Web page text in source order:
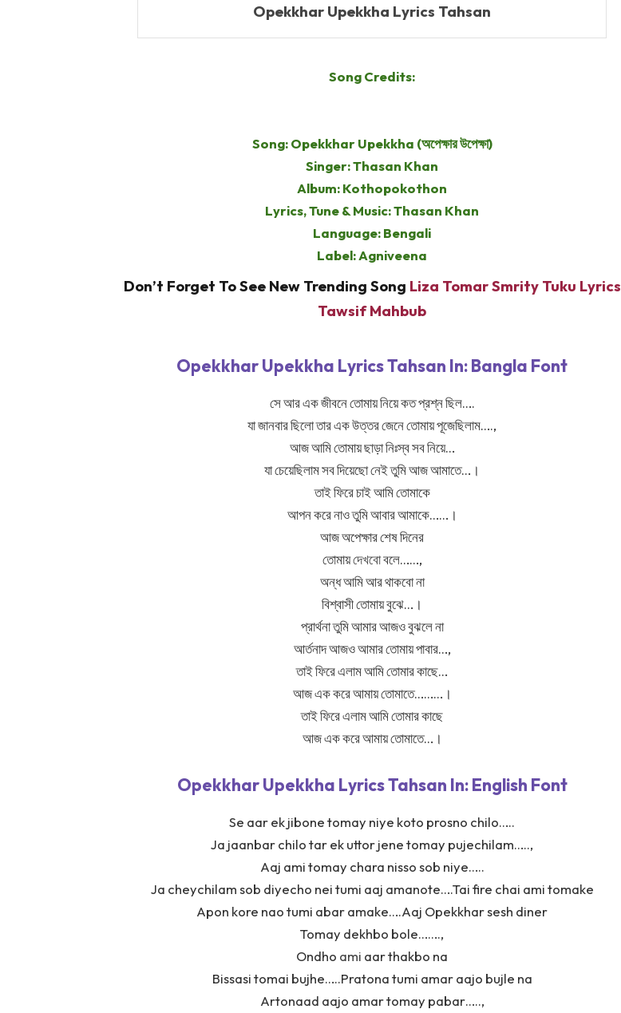
Opekkhar Upekkha Lyrics Tahsan
Song Credits:
Song: Opekkhar Upekkha (অপেক্ষার উপেক্ষা)
Singer: Thasan Khan
Album: Kothopokothon
Lyrics, Tune & Music: Thasan Khan
Language: Bengali
Label: Agniveena
Don’t Forget To See New Trending Song Liza Tomar Smrity Tuku Lyrics
Tawsif Mahbub
Opekkhar Upekkha Lyrics Tahsan In: Bangla Font
সে আর এক জীবনে তোমায় নিয়ে কত প্রশ্ন ছিল….
যা জানবার ছিলো তার এক উত্তর জেনে তোমায় পূজেছিলাম….,
আজ আমি তোমায় ছাড়া নিঃস্ব সব নিয়ে…
যা চেয়েছিলাম সব দিয়েছো নেই তুমি আজ আমাতে…।
তাই ফিরে চাই আমি তোমাকে
আপন করে নাও তুমি আবার আমাকে……।
আজ অপেক্ষার শেষ দিনের
তোমায়দেখবোবলে……,
অন্ধ আমি আর থাকবো না
বিশ্বাসী তোমায় বুঝে…।
প্রার্থনা তুমি আমার আজও বুঝলে না
আর্তনাদ আজও আমার তোমায় পাবার…,
তাই ফিরে এলাম আমি তোমার কাছে…
আজ এক করে আমায় তোমাতে………।
তাই ফিরে এলাম আমি তোমার কাছে
আজ এক করে আমায় তোমাতে…।
Opekkhar Upekkha Lyrics Tahsan In: English Font
Se aar ek jibone tomay niye koto prosno chilo…..
Ja jaanbar chilo tar ek uttor jene tomay pujechilam…..,
Aaj ami tomay chara nisso sob niye…..
Ja cheychilam sob diyecho nei tumi aaj amanote….Tai fire chai ami tomake
Apon kore nao tumi abar amake….Aaj Opekkhar sesh diner
Tomay dekhbo bole…….,
Ondho ami aar thakbo na
Bissasi tomai bujhe…..Pratona tumi amar aajo bujle na
Artonaad aajo amar tomay pabar…..,